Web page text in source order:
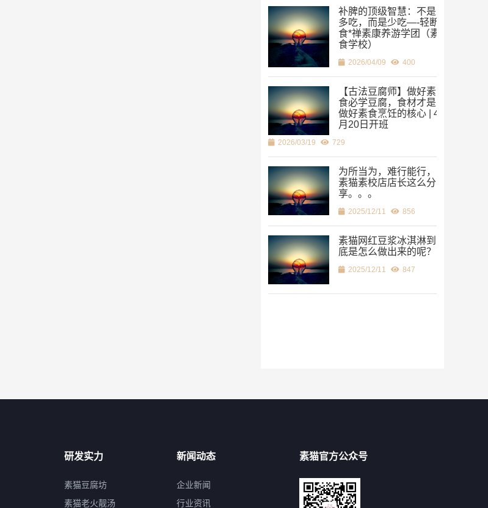
补脾的顶级智慧：不是
多吃，而是少吃—-轻断
食*禅素康养游学团（素
食学校）
2026/04/09 400
【古法豆腐师】做好素
食必学豆腐，食材才是
做好素食烹饪的核心 | 4
月20日开班
2026/03/19 729
为所当为，难行能行，
素猫素校店店长这么分
享。。。
2025/12/11 856
素猫网红豆浆冰淇淋到
底是怎么做出来的呢？
2025/12/11 847
研发实力
素猫豆腐坊
素猫老火靓汤
新闻动态
企业新闻
行业资讯
素猫官方公众号